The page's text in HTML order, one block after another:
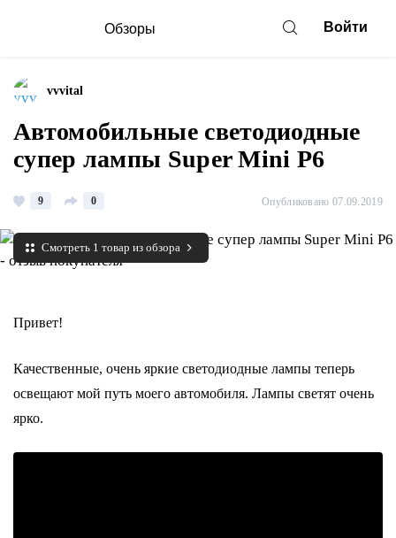
Обзоры Войти
vvvital
Автомобильные светодиодные
супер лампы Super Mini P6
9 0 Опубликовано 07.09.2019
Смотреть 1 товар из обзора
Привет!
Качественные, очень яркие светодиодные лампы теперь
освещают мой путь моего автомобиля. Лампы светят очень
ярко.